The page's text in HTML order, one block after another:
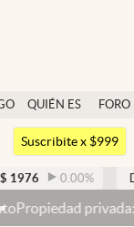
QUIÉN ES
QUIÉN
FORO
Argentina
México
USA
Suscribite x $999
DÓLAR MEP
chicanas, el